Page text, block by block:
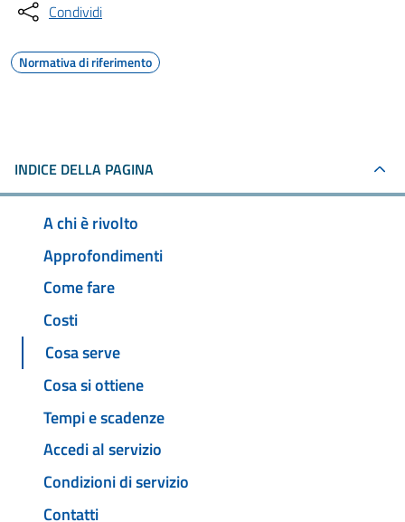
Condividi
Normativa di riferimento
INDICE DELLA PAGINA
A chi è rivolto
Approfondimenti
Come fare
Costi
Cosa serve
Cosa si ottiene
Tempi e scadenze
Accedi al servizio
Condizioni di servizio
Contatti